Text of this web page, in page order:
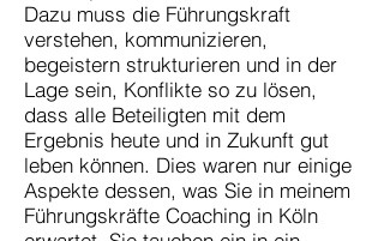
Dazu muss die Führungskraft
verstehen, kommunizieren,
begeistern strukturieren und in der
Lage sein, Konflikte so zu lösen,
dass alle Beteiligten mit dem
Ergebnis heute und in Zukunft gut
leben können. Dies waren nur einige
Aspekte dessen, was Sie in meinem
Führungskräfte Coaching in Köln